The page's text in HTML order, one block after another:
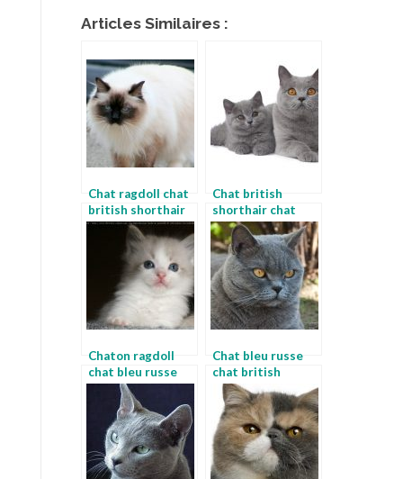
Articles Similaires :
Chat ragdoll chat
british shorthair
Chat british
shorthair chat
bleu russe
Chaton ragdoll
chat bleu russe
Chat bleu russe
chat british
shorthair